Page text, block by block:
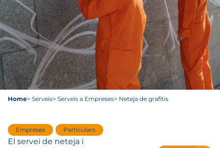
Home> Serveis> Serveis a Empreses> Neteja de grafitis
Empreses Particulars
El servei de neteja i